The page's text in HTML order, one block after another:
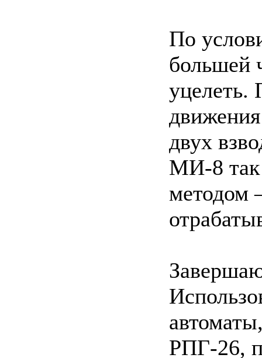
По
большей
уцелеть.
двух
МИ-8 так
методом
РПГ-26,